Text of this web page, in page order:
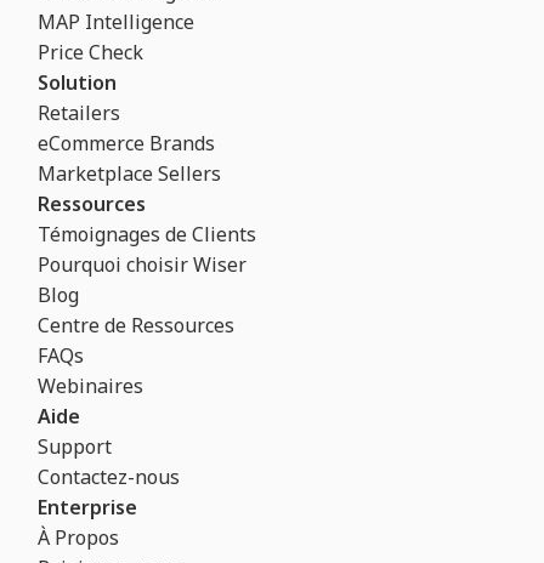
MAP Intelligence
Price Check
Solution
Retailers
eCommerce Brands
Marketplace Sellers
Ressources
Témoignages de Clients
Pourquoi choisir Wiser
Blog
Centre de Ressources
FAQs
Webinaires
Aide
Support
Contactez-nous
Enterprise
À Propos